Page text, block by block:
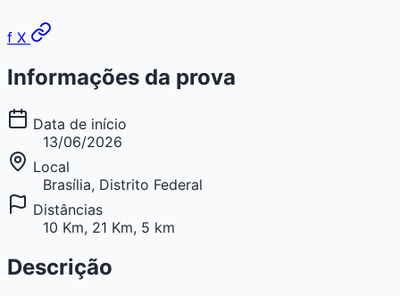
f X
Informações da prova
Data de início
13/06/2026
Local
Brasília, Distrito Federal
Distâncias
10 Km, 21 Km, 5 km
Descrição